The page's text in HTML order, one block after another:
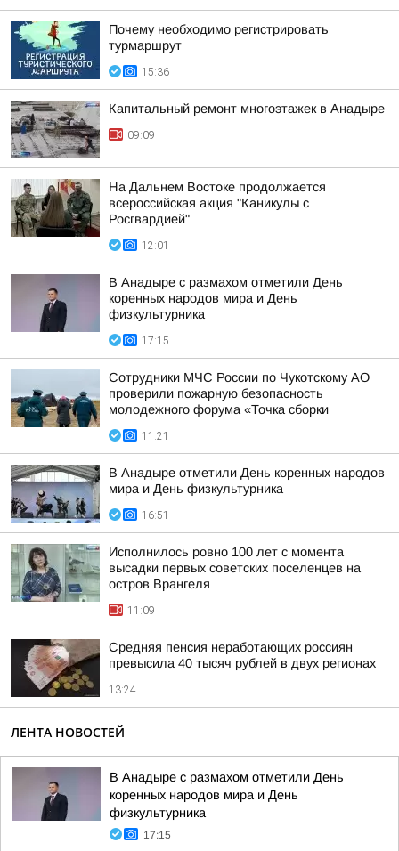
Почему необходимо регистрировать
турмаршрут
15:36
Капитальный ремонт многоэтажек в Анадыре
09:09
На Дальнем Востоке продолжается
всероссийская акция "Каникулы с
Росгвардией"
12:01
В Анадыре с размахом отметили День
коренных народов мира и День
физкультурника
17:15
Сотрудники МЧС России по Чукотскому АО
проверили пожарную безопасность
молодежного форума «Точка сборки
11:21
В Анадыре отметили День коренных народов
мира и День физкультурника
16:51
Исполнилось ровно 100 лет с момента
высадки первых советских поселенцев на
остров Врангеля
11:09
Средняя пенсия неработающих россиян
превысила 40 тысяч рублей в двух регионах
13:24
ЛЕНТА НОВОСТЕЙ
В Анадыре с размахом отметили День
коренных народов мира и День
физкультурника
17:15